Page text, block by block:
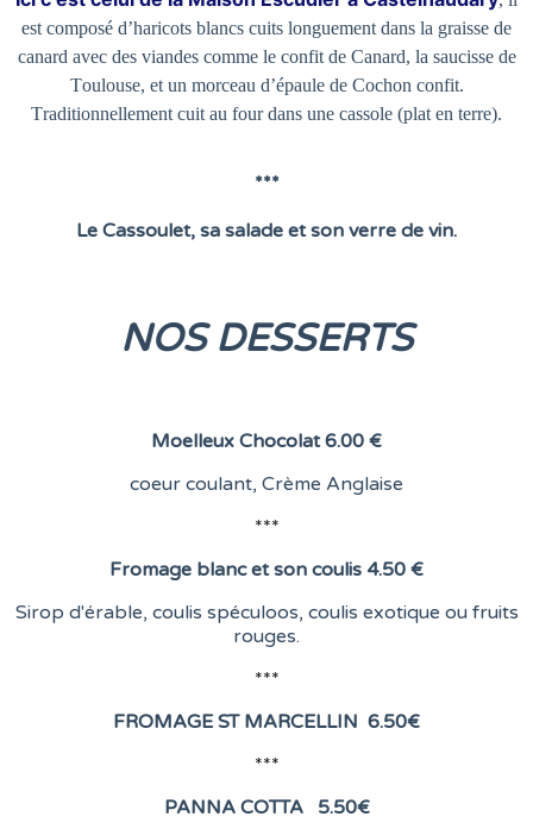
est composé d’haricots blancs cuits longuement dans la graisse de
canard avec des viandes comme le confit de Canard, la saucisse de
Toulouse, et un morceau d’épaule de Cochon confit.
Traditionnellement cuit au four dans une cassole (plat en terre).
***
Le Cassoulet, sa salade et son verre de vin.
NOS DESSERTS
Moelleux Chocolat 6.00 €
coeur coulant, Crème Anglaise
***
Fromage blanc et son coulis 4.50 €
Sirop d'érable, coulis spéculoos, coulis exotique ou fruits
rouges.
***
FROMAGE ST MARCELLIN 6.50€
***
PANNA COTTA 5.50€